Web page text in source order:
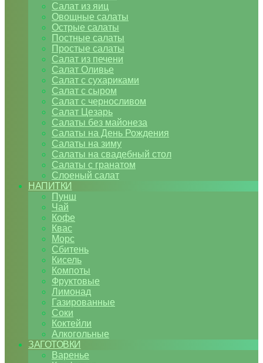
Салат из яиц
Овощные салаты
Острые салаты
Постные салаты
Простые салаты
Салат из печени
Салат Оливье
Салат с сухариками
Салат с сыром
Салат с черносливом
Салат Цезарь
Салаты без майонеза
Салаты на День Рождения
Салаты на зиму
Салаты на свадебный стол
Салаты с гранатом
Слоеный салат
НАПИТКИ
Пунш
Чай
Кофе
Квас
Морс
Сбитень
Кисель
Компоты
Фруктовые
Лимонад
Газированные
Соки
Коктейли
Алкогольные
ЗАГОТОВКИ
Варенье